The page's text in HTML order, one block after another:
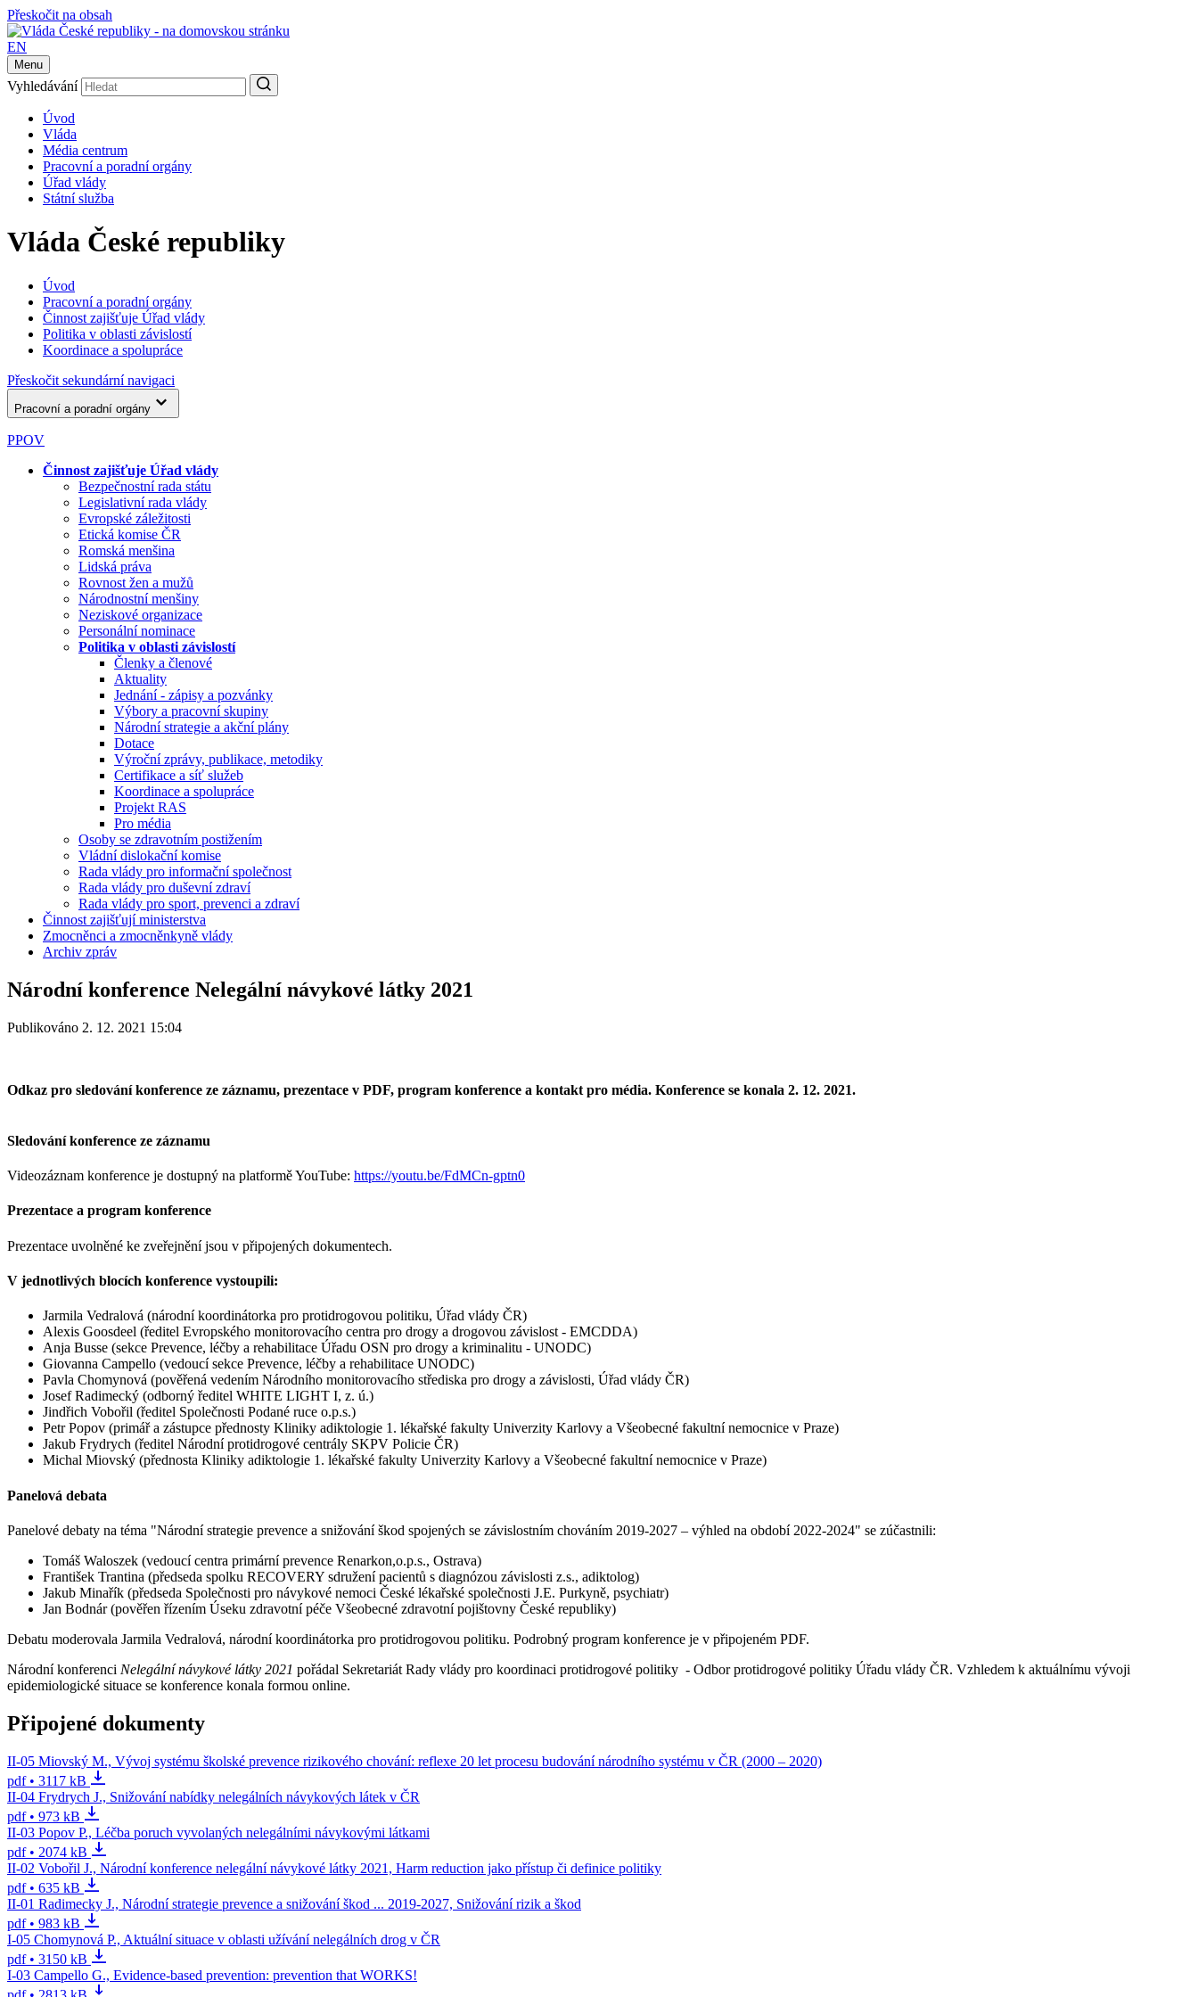
Přeskočit na obsah
EN
Menu
Vyhledávání
Úvod
Vláda
Média centrum
Pracovní a poradní orgány
Úřad vlády
Státní služba
Vláda České republiky
Úvod
Pracovní a poradní orgány
Činnost zajišťuje Úřad vlády
Politika v oblasti závislostí
Koordinace a spolupráce
Přeskočit sekundární navigaci
Pracovní a poradní orgány
PPOV
Činnost zajišťuje Úřad vlády
Bezpečnostní rada státu
Legislativní rada vlády
Evropské záležitosti
Etická komise ČR
Romská menšina
Lidská práva
Rovnost žen a mužů
Národnostní menšiny
Neziskové organizace
Personální nominace
Politika v oblasti závislostí
Členky a členové
Aktuality
Jednání - zápisy a pozvánky
Výbory a pracovní skupiny
Národní strategie a akční plány
Dotace
Výroční zprávy, publikace, metodiky
Certifikace a síť služeb
Koordinace a spolupráce
Projekt RAS
Pro média
Osoby se zdravotním postižením
Vládní dislokační komise
Rada vlády pro informační společnost
Rada vlády pro duševní zdraví
Rada vlády pro sport, prevenci a zdraví
Činnost zajišťují ministerstva
Zmocněnci a zmocněnkyně vlády
Archiv zpráv
Národní konference Nelegální návykové látky 2021
Publikováno 2. 12. 2021 15:04
Odkaz pro sledování konference ze záznamu, prezentace v PDF, program konference a kontakt pro média. Konference se konala 2. 12. 2021.
Sledování konference ze záznamu
Videozáznam konference je dostupný na platformě YouTube: https://youtu.be/FdMCn-gptn0
Prezentace a program konference
Prezentace uvolněné ke zveřejnění jsou v připojených dokumentech.
V jednotlivých blocích konference vystoupili:
Jarmila Vedralová (národní koordinátorka pro protidrogovou politiku, Úřad vlády ČR)
Alexis Goosdeel (ředitel Evropského monitorovacího centra pro drogy a drogovou závislost - EMCDDA)
Anja Busse (sekce Prevence, léčby a rehabilitace Úřadu OSN pro drogy a kriminalitu - UNODC)
Giovanna Campello (vedoucí sekce Prevence, léčby a rehabilitace UNODC)
Pavla Chomynová (pověřená vedením Národního monitorovacího střediska pro drogy a závislosti, Úřad vlády ČR)
Josef Radimecký (odborný ředitel WHITE LIGHT I, z. ú.)
Jindřich Vobořil (ředitel Společnosti Podané ruce o.p.s.)
Petr Popov (primář a zástupce přednosty Kliniky adiktologie 1. lékařské fakulty Univerzity Karlovy a Všeobecné fakultní nemocnice v Praze)
Jakub Frydrych (ředitel Národní protidrogové centrály SKPV Policie ČR)
Michal Miovský (přednosta Kliniky adiktologie 1. lékařské fakulty Univerzity Karlovy a Všeobecné fakultní nemocnice v Praze)
Panelová debata
Panelové debaty na téma "Národní strategie prevence a snižování škod spojených se závislostním chováním 2019-2027 – výhled na období 2022-2024" se zúčastnili:
Tomáš Waloszek (vedoucí centra primární prevence Renarkon,o.p.s., Ostrava)
František Trantina (předseda spolku RECOVERY sdružení pacientů s diagnózou závislosti z.s., adiktolog)
Jakub Minařík (předseda Společnosti pro návykové nemoci České lékařské společnosti J.E. Purkyně, psychiatr)
Jan Bodnár (pověřen řízením Úseku zdravotní péče Všeobecné zdravotní pojištovny České republiky)
Debatu moderovala Jarmila Vedralová, národní koordinátorka pro protidrogovou politiku. Podrobný program konference je v připojeném PDF.
Národní konferenci Nelegální návykové látky 2021 pořádal Sekretariát Rady vlády pro koordinaci protidrogové politiky - Odbor protidrogové politiky Úřadu vlády ČR. Vzhledem k aktuálnímu vývoji
epidemiologické situace se konference konala formou online.
Připojené dokumenty
II-05 Miovský M., Vývoj systému školské prevence rizikového chování: reflexe 20 let procesu budování národního systému v ČR (2000 – 2020)
pdf • 3117 kB
II-04 Frydrych J., Snižování nabídky nelegálních návykových látek v ČR
pdf • 973 kB
II-03 Popov P., Léčba poruch vyvolaných nelegálními návykovými látkami
pdf • 2074 kB
II-02 Vobořil J., Národní konference nelegální návykové látky 2021, Harm reduction jako přístup či definice politiky
pdf • 635 kB
II-01 Radimecky J., Národní strategie prevence a snižování škod ... 2019-2027, Snižování rizik a škod
pdf • 983 kB
I-05 Chomynová P., Aktuální situace v oblasti užívání nelegálních drog v ČR
pdf • 3150 kB
I-03 Campello G., Evidence-based prevention: prevention that WORKS!